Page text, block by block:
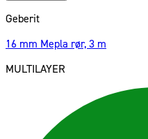
Geberit
16 mm Mepla rør, 3 m
MULTILAYER